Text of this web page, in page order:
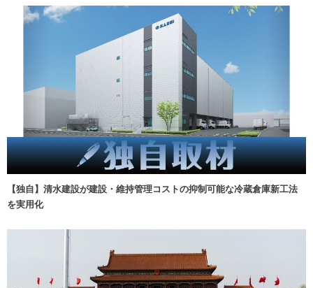
【独自】清水建設が建設・維持管理コストの抑制可能な冷蔵倉庫新工法
を実用化